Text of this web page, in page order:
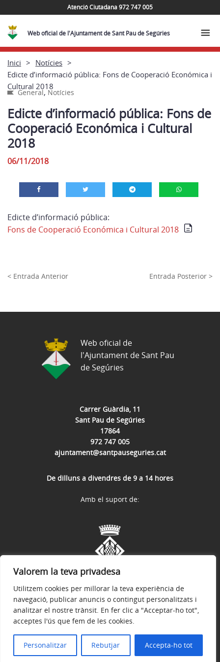
Valorem la teva privadesa
Utilitzem cookies per millorar la teva experiència de
navegació, publicar anuncis o contingut personalitzats i
analitzar el nostre trànsit. En fer clic a "Acceptar-ho tot",
acceptes l'ús que fem de les cookies.
Personalitzar Rebutjar Accepta-ho tot
Atenció Ciutadana 972 747 005
Web oficial de l'Ajuntament de Sant Pau de Segúries
Inici
Notícies
Edicte d’informació pública: Fons de Cooperació Económica i
Cultural 2018
General,Notícies
Edicte d’informació pública: Fons de
Cooperació Económica i Cultural
2018
06/11/2018
Edicte d’informació pública:
Fons de Cooperació Económica i Cultural 2018
< Entrada Anterior Entrada Posterior >
Carrer Guàrdia, 11
Sant Pau de Segúries
17864
972 747 005
ajuntament@santpauseguries.cat
De dilluns a divendres de 9 a 14 hores
Web oficial de
l'Ajuntament de Sant Pau
de Segúries
Avís legal Política de privacitat
© 2026
Amb el suport de: